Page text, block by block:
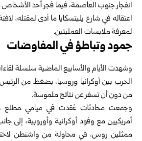
انفجار جنوب العاصمة، فيما فجر أحد الأشخاص
اعتقاله في شارع يليتسكايا ما أدى لمقتله،
لمعرفة ملابسات العمليتين.
جمود وتباطؤ في المفاوضات
وشهدت الأيام والأسابيع الماضية سلسلة
الحرب بين أوكرانيا وروسيا، بضغط من الرئيس
من دون أن تسفر عن نتائج ملموسة.
وجمعت محادثات عُقدت في ميامي ‍مطلع
أمريكيين مع وفود أوكرانية وأوروبية، إلى
ممثلين روس، في محاولة من واشنطن